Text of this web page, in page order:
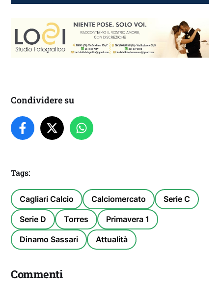
Condividere su
Tags:
Cagliari Calcio Calciomercato Serie C
Serie D Torres Primavera 1
Dinamo Sassari Attualità
Commenti